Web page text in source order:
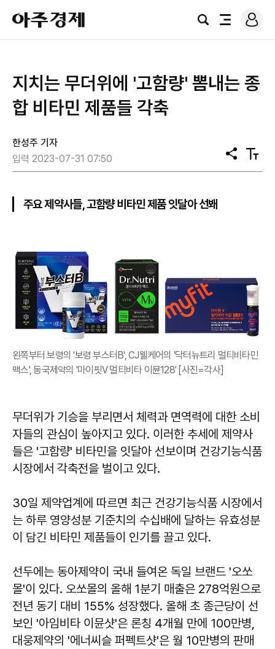
아
주
경
검
전
로
그
지치는 무더위에 '고함량' 뽐내는 종
합 비타민 제품들 각축
한성주 기자
입력 2023-07-31 07:50
공
유
텍
스
주요 제약사들, 고함량 비타민 제품 잇달아 선봬
왼쪽부터 보령의 '보령 부스터B', CJ웰케어의 '닥터뉴트리 멀티비타민
맥스', 동국제약의 '마이핏V 멀티비타 이뮨128' [사진=각사]
무더위가 기승을 부리면서 체력과 면역력에 대한 소비
자들의 관심이 높아지고 있다. 이러한 추세에 제약사
들은 '고함량' 비타민을 잇달아 선보이며 건강기능식품
시장에서 각축전을 벌이고 있다.
30일 제약업계에 따르면 최근 건강기능식품 시장에서
는 하루 영양성분 기준치의 수십배에 달하는 유효성분
이 담긴 비타민 제품들이 인기를 끌고 있다.
선두에는 동아제약이 국내 들여온 독일 브랜드 '오쏘
몰'이 있다. 오쏘몰의 올해 1분기 매출은 278억원으로
전년 동기 대비 155% 성장했다. 올해 초 종근당이 선
보인 '아임비타 이뮨샷'은 론칭 4개월 만에 100만병,
대웅제약의 '에너씨슬 퍼펙트샷'은 월 10만병의 판매